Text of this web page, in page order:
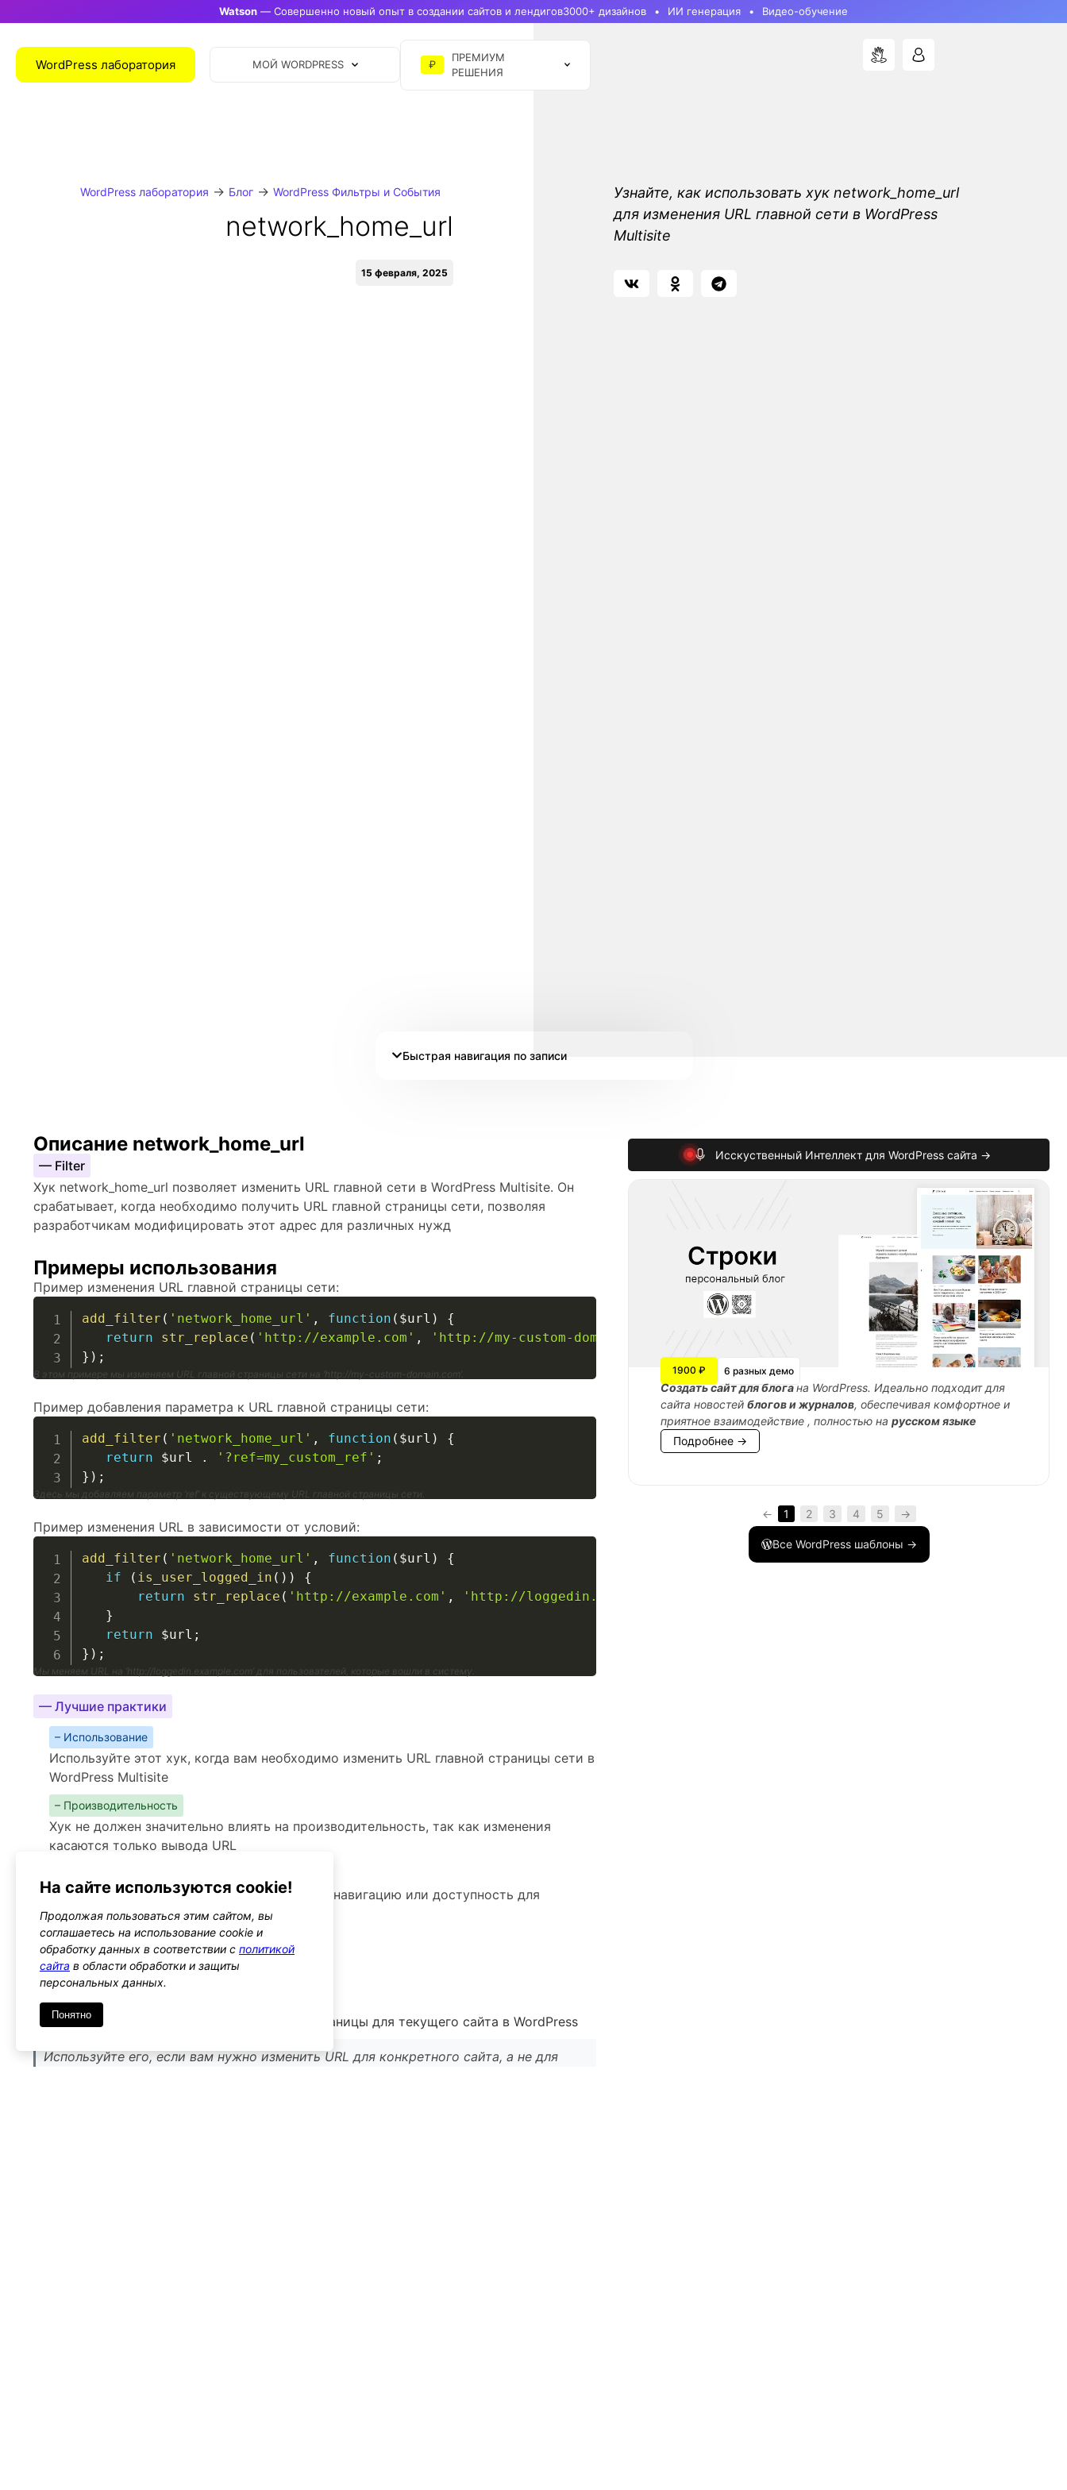
Watson — Совершенно новый опыт в создании сайтов и лендигов3000+ дизайнов ИИ генерация Видео-обучение
WordPress лаборатория МОЙ WORDPRESS ₽
ПРЕМИУМ
РЕШЕНИЯ
WordPress лаборатория → Блог→ WordPress Фильтры и События
network_home_url
15 февраля, 2025
Узнайте, как использовать хук network_home_url
для изменения URL главной сети в WordPress
Multisite
Быстрая навигация по записи
Описание network_home_url
— Filter
Хук network_home_url позволяет изменить URL главной сети в WordPress Multisite. Он
срабатывает, когда необходимо получить URL главной страницы сети, позволяя
разработчикам модифицировать этот адрес для различных нужд
Примеры использования
Пример изменения URL главной страницы сети:
add_filter ( 'network_home_url' , function ( $url )
{
return
str_replace ( 'http://example.com' , 'http://my-custom-domain.com' $url
;
} ) ;
В этом примере мы изменяем URL главной страницы сети на ‘http://my-custom-domain.com’.
Пример добавления параметра к URL главной страницы сети:
add_filter ( 'network_home_url' , function ( $url )
{
return
$url . '?ref=my_custom_ref' ;
} ) ;
Здесь мы добавляем параметр ‘ref’ к существующему URL главной страницы сети.
Пример изменения URL в зависимости от условий:
add_filter ( 'network_home_url' , function ( $url )
{
if
( is_user_logged_in ( ) )
{
return
str_replace ( 'http://example.com' , 'http://loggedin.example.com'
}
return
$url ;
} ) ;
Мы меняем URL на ‘http://loggedin.example.com’ для пользователей, которые вошли в систему.
— Лучшие практики
– Использование
Используйте этот хук, когда вам необходимо изменить URL главной страницы сети в
WordPress Multisite
– Производительность
Хук не должен значительно влиять на производительность, так как изменения
касаются только вывода URL
Убедитесь, что изменения URL не нарушают навигацию или доступность для
пользователей
Альтернативы
home_url
Тип: filter
Этот хук позволяет изменять URL главной страницы для текущего сайта в WordPress
Используйте его, если вам нужно изменить URL для конкретного сайта, а не для
Исскуственный Интеллект для WordPress сайта →
1900 ₽ 6 разных демо
Cоздать сайт для блогана WordPress. Идеально подходит для
сайта новостейблогов и журналов, обеспечивая комфортное и
приятное взаимодействие , полностью нарусском языке
Подробнее →
← 1 2 3 4 5 →
Все WordPress шаблоны →
На сайте используются cookie!
Продолжая пользоваться этим сайтом, вы
соглашаетесь на использование cookie и
обработку данных в соответствии с политикой
сайта в области обработки и защиты
персональных данных.
Понятно